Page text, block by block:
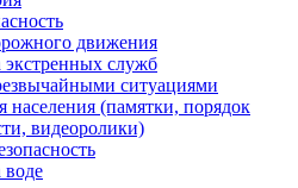
движения
служб
ситуациями
(памятки, порядок
видеоролики)
воде